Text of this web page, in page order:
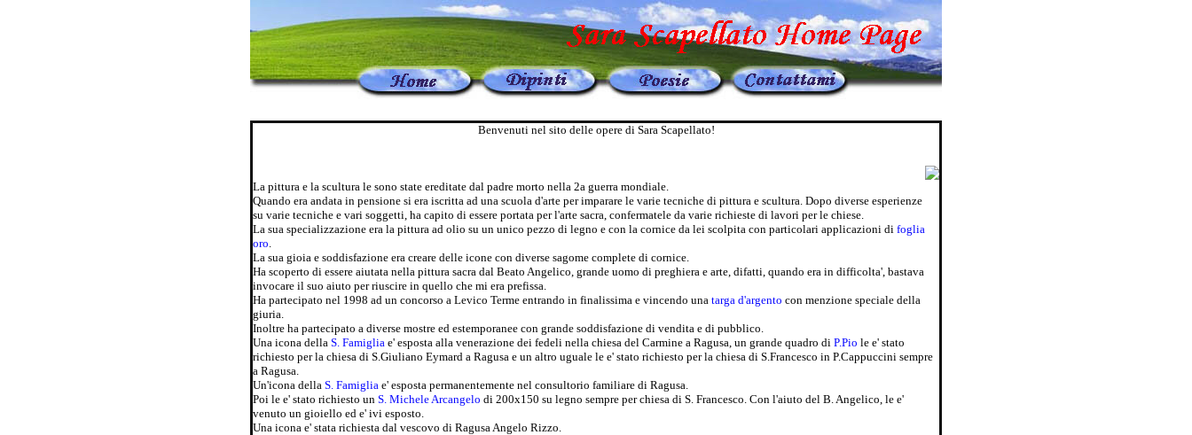
Benvenuti nel sito delle opere di Sara Scapellato!
La pittura e la scultura le sono state ereditate dal padre morto nella 2a guerra mondiale.
Quando era andata in pensione si era iscritta ad una scuola d'arte per imparare le varie tecniche di pittura e scultura. Dopo diverse esperienze
su varie tecniche e vari soggetti, ha capito di essere portata per l'arte sacra, confermatele da varie richieste di lavori per le chiese.
La sua specializzazione era la pittura ad olio su un unico pezzo di legno e con la cornice da lei scolpita con particolari applicazioni di foglia
oro.
La sua gioia e soddisfazione era creare delle icone con diverse sagome complete di cornice.
Ha scoperto di essere aiutata nella pittura sacra dal Beato Angelico, grande uomo di preghiera e arte, difatti, quando era in difficolta', bastava
invocare il suo aiuto per riuscire in quello che mi era prefissa.
Ha partecipato nel 1998 ad un concorso a Levico Terme entrando in finalissima e vincendo una targa d'argento con menzione speciale della
giuria.
Inoltre ha partecipato a diverse mostre ed estemporanee con grande soddisfazione di vendita e di pubblico.
Una icona della S. Famiglia e' esposta alla venerazione dei fedeli nella chiesa del Carmine a Ragusa, un grande quadro di P.Pio le e' stato
richiesto per la chiesa di S.Giuliano Eymard a Ragusa e un altro uguale le e' stato richiesto per la chiesa di S.Francesco in P.Cappuccini sempre
a Ragusa.
Un'icona della S. Famiglia e' esposta permanentemente nel consultorio familiare di Ragusa.
Poi le e' stato richiesto un S. Michele Arcangelo di 200x150 su legno sempre per chiesa di S. Francesco. Con l'aiuto del B. Angelico, le e'
venuto un gioiello ed e' ivi esposto.
Una icona e' stata richiesta dal vescovo di Ragusa Angelo Rizzo.